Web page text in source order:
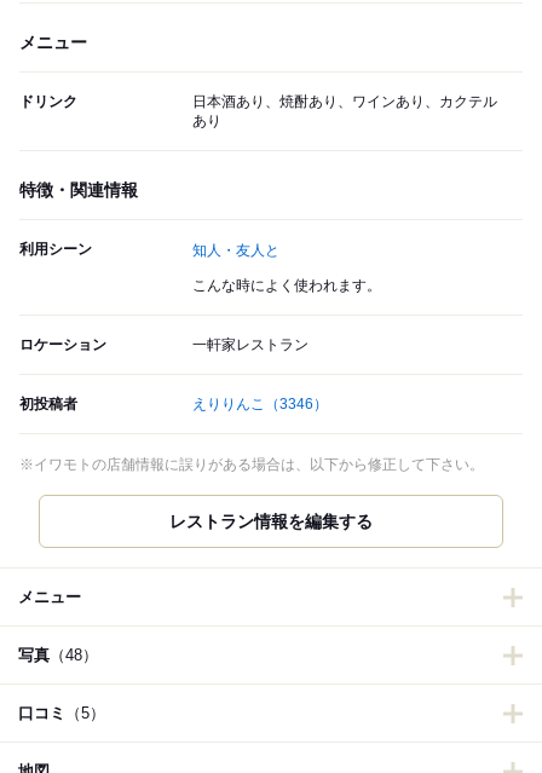
メニュー
ドリンク
日本酒あり、焼酎あり、ワインあり、カクテル
あり
特徴・関連情報
利用シーン 知人・友人と
こんな時によく使われます。
ロケーション 一軒家レストラン
初投稿者 えりりんこ （3346）
※イワモトの店舗情報に誤りがある場合は、以下から修正して下さい。
メニュー
写真 （48）
口コミ （5）